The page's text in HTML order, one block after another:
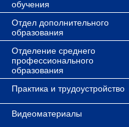
обучения
Отдел дополнительного
образования
Отделение среднего
профессионального
образования
Практика и трудоустройство
Видеоматериалы